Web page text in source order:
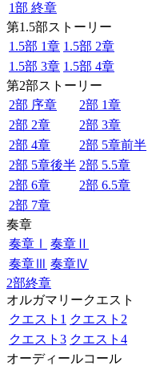
1部 終章
第1.5部ストーリー
1.5部 1章 1.5部 2章
1.5部 3章 1.5部 4章
第2部ストーリー
2部 序章
2部 1章
2部 2章
2部 3章
2部 4章
2部 5章前半
2部 5章後半 2部 5.5章
2部 6章
2部 6.5章
2部 7章
奏章
奏章Ⅰ
奏章Ⅱ
奏章Ⅲ 奏章Ⅳ
2部終章
オルガマリークエスト
クエスト1 クエスト2
クエスト3 クエスト4
オーディールコール